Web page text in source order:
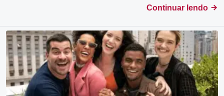
Continuar lendo